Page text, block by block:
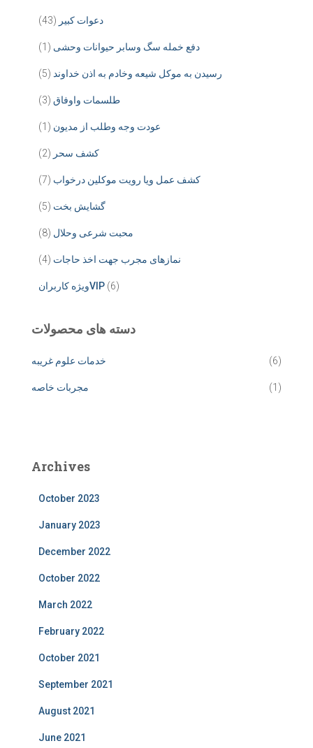
دعوات کبیر (43)
دفع خمله سگ وسابر حیوانات وحشی (1)
رسیدن به موکل شیعه وخادم به اذن خداوند (5)
طلسمات واوفاق (3)
عودت وجه وطلب از مدیون (1)
کشف سحر (2)
کشف عمل ویا رویت موکلین درخواب (7)
گشایش بخت (5)
محبت شرعی وحلال (8)
نمازهای مجرب جهت اخذ حاجات (4)
ویژه کاربرانVIP (6)
دسته های محصولات
خدمات علوم غریبه (6)
مجربات خاصه (1)
Archives
October 2023
January 2023
December 2022
October 2022
March 2022
February 2022
October 2021
September 2021
August 2021
June 2021